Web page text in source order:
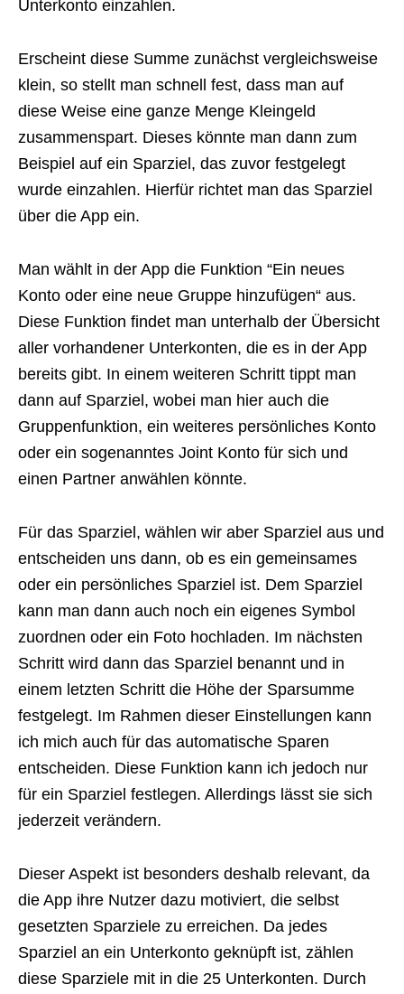
Unterkonto einzahlen.
Erscheint diese Summe zunächst vergleichsweise
klein, so stellt man schnell fest, dass man auf
diese Weise eine ganze Menge Kleingeld
zusammenspart. Dieses könnte man dann zum
Beispiel auf ein Sparziel, das zuvor festgelegt
wurde einzahlen. Hierfür richtet man das Sparziel
über die App ein.
Man wählt in der App die Funktion “Ein neues
Konto oder eine neue Gruppe hinzufügen“ aus.
Diese Funktion findet man unterhalb der Übersicht
aller vorhandener Unterkonten, die es in der App
bereits gibt. In einem weiteren Schritt tippt man
dann auf Sparziel, wobei man hier auch die
Gruppenfunktion, ein weiteres persönliches Konto
oder ein sogenanntes Joint Konto für sich und
einen Partner anwählen könnte.
Für das Sparziel, wählen wir aber Sparziel aus und
entscheiden uns dann, ob es ein gemeinsames
oder ein persönliches Sparziel ist. Dem Sparziel
kann man dann auch noch ein eigenes Symbol
zuordnen oder ein Foto hochladen. Im nächsten
Schritt wird dann das Sparziel benannt und in
einem letzten Schritt die Höhe der Sparsumme
festgelegt. Im Rahmen dieser Einstellungen kann
ich mich auch für das automatische Sparen
entscheiden. Diese Funktion kann ich jedoch nur
für ein Sparziel festlegen. Allerdings lässt sie sich
jederzeit verändern.
Dieser Aspekt ist besonders deshalb relevant, da
die App ihre Nutzer dazu motiviert, die selbst
gesetzten Sparziele zu erreichen. Da jedes
Sparziel an ein Unterkonto geknüpft ist, zählen
diese Sparziele mit in die 25 Unterkonten. Durch